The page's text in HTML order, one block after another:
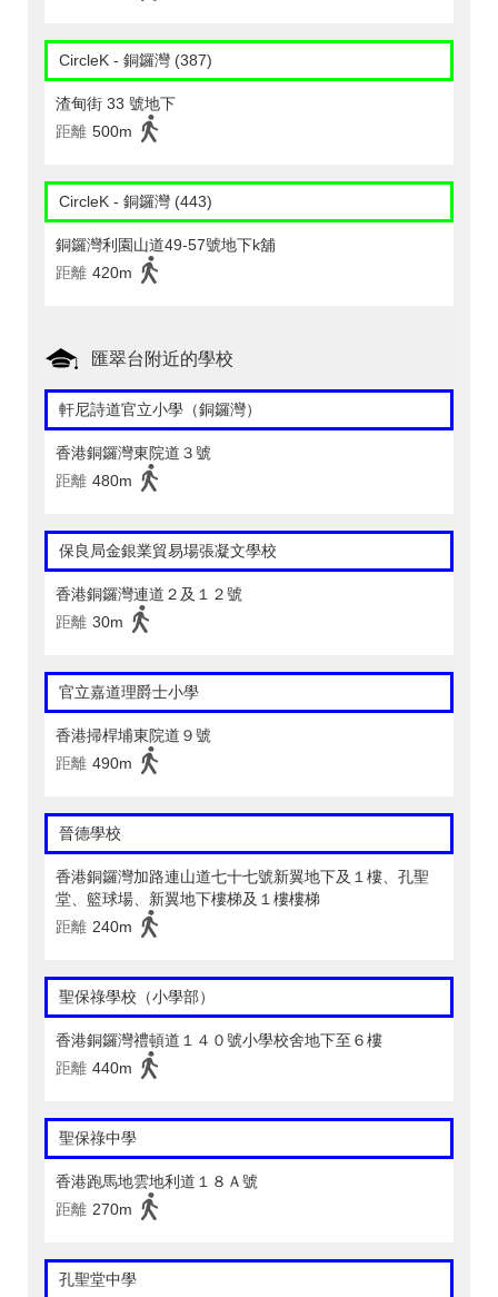
CircleK - 銅鑼灣 (387)
渣甸街 33 號地下
距離 500m
CircleK - 銅鑼灣 (443)
銅鑼灣利園山道49-57號地下k舖
距離 420m
匯翠台附近的學校
軒尼詩道官立小學（銅鑼灣）
香港銅鑼灣東院道３號
距離 480m
保良局金銀業貿易場張凝文學校
香港銅鑼灣連道２及１２號
距離 30m
官立嘉道理爵士小學
香港掃桿埔東院道９號
距離 490m
晉德學校
香港銅鑼灣加路連山道七十七號新翼地下及１樓、孔聖
堂、籃球場、新翼地下樓梯及１樓樓梯
距離 240m
聖保祿學校（小學部）
香港銅鑼灣禮頓道１４０號小學校舍地下至６樓
距離 440m
聖保祿中學
香港跑馬地雲地利道１８Ａ號
距離 270m
孔聖堂中學